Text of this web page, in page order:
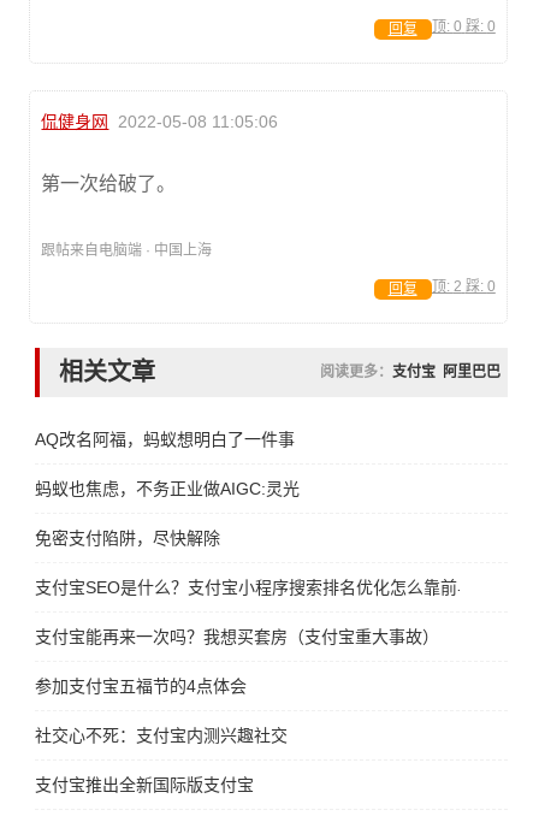
顶: 0 踩: 0
回复
侃健身网 2022-05-08 11:05:06
第一次给破了。
跟帖来自电脑端 · 中国上海
顶: 2 踩: 0
回复
相关文章 阅读更多： 支付宝 阿里巴巴
AQ改名阿福，蚂蚁想明白了一件事
蚂蚁也焦虑，不务正业做AIGC:灵光
免密支付陷阱，尽快解除
支付宝SEO是什么？支付宝小程序搜索排名优化怎么靠前与如何推
支付宝能再来一次吗？我想买套房（支付宝重大事故）
参加支付宝五福节的4点体会
社交心不死：支付宝内测兴趣社交
支付宝推出全新国际版支付宝